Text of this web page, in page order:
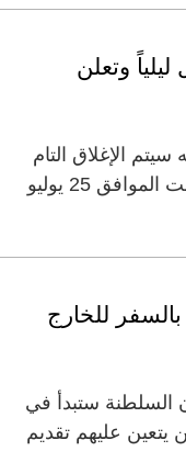
وتعلن
سيتم الإغلاق التام
بين محافظات السلطنة من يوم السبت الموافق 25 يوليو
للخارج
أن السلطنة ستبدأ في
يتعين عليهم تقديم